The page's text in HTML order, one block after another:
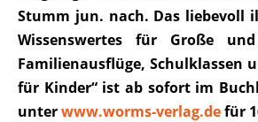
Stumm jun. nach. Das liebevoll
Wissenswertes für Große
Familienausflüge, Schulklassen
für Kinder“ ist ab sofort im
unterwww.worms-verlag.defür